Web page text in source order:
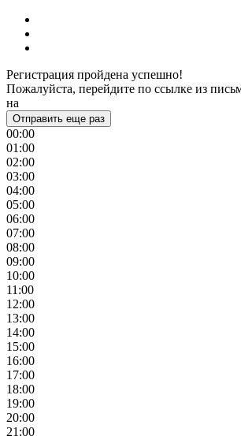
Регистрация пройдена успешно!
Пожалуйста, перейдите по ссылке из
на
Отправить еще раз
00:00
01:00
02:00
03:00
04:00
05:00
06:00
07:00
08:00
09:00
10:00
11:00
12:00
13:00
14:00
15:00
16:00
17:00
18:00
19:00
20:00
21:00